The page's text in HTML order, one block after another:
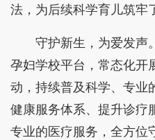
法，为后续科学育儿筑牢
守护新生，为爱发声
孕妇学校平台，常态化开
动，持续普及科学、专业
健康服务体系、提升诊疗
专业的医疗服务，全方位